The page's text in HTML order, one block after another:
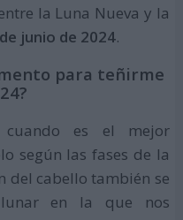
la Luna Nueva y la
junio de 2024.
para teñirme
cuando es el mejor
según las fases de la
del cabello también se
en la que nos